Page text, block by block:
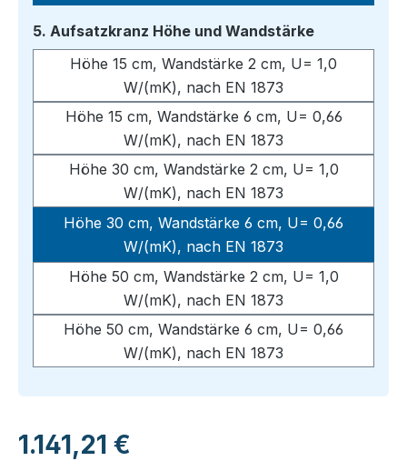
5. Aufsatzkranz Höhe und Wandstärkeauswählen
Höhe 15 cm, Wandstärke 2 cm, U= 1,0
W/(mK), nach EN 1873
Höhe 15 cm, Wandstärke 6 cm, U= 0,66
W/(mK), nach EN 1873
Höhe 30 cm, Wandstärke 2 cm, U= 1,0
W/(mK), nach EN 1873
Höhe 30 cm, Wandstärke 6 cm, U= 0,66
W/(mK), nach EN 1873
Höhe 50 cm, Wandstärke 2 cm, U= 1,0
W/(mK), nach EN 1873
Höhe 50 cm, Wandstärke 6 cm, U= 0,66
W/(mK), nach EN 1873
Regulärer Preis:
1.141,21 €